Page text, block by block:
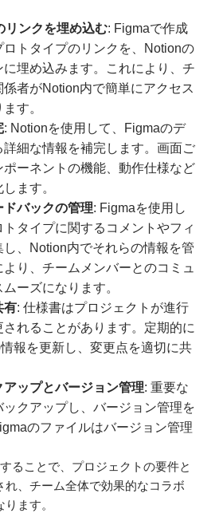
ンクを埋め込む: Figmaで作成
ロトタイプのリンクを、Notionの
埋め込みます。これにより、チ
者がNotion内で簡単にアクセス
す。
: Notionを使用して、Figmaのデ
細な情報を補完します。画面ご
ポーネントの機能、動作仕様など
ます。
ドバックの管理: Figmaを使用し
タイプに関するコメントやフィ
、Notion内でそれらの情報を管
り、チームメンバーとのコミュ
ーズになります。
有: 仕様書はプロジェクトが進行
れることがあります。定期的に
報を更新し、変更点を適切に共
ップとバージョン管理: 重要な
クアップし、バージョン管理を
のファイルはバージョン管理
ることで、プロジェクトの要件と
れ、チーム全体で効果的なコラボ
ます。